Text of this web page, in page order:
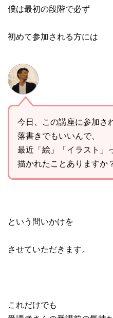
僕は最初の段階で必ず
初めて参加される方には
今日、この講座に参加さ
落書きでもいいんで、
最近「絵」「イラスト」
描かれたことありますか
という問いかけを
させていただきます。
これだけでも